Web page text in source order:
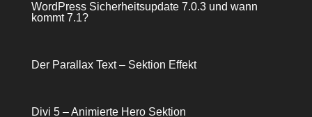
WordPress Sicherheitsupdate 7.0.3 und wann
kommt 7.1?
Der Parallax Text – Sektion Effekt
Divi 5 – Animierte Hero Sektion